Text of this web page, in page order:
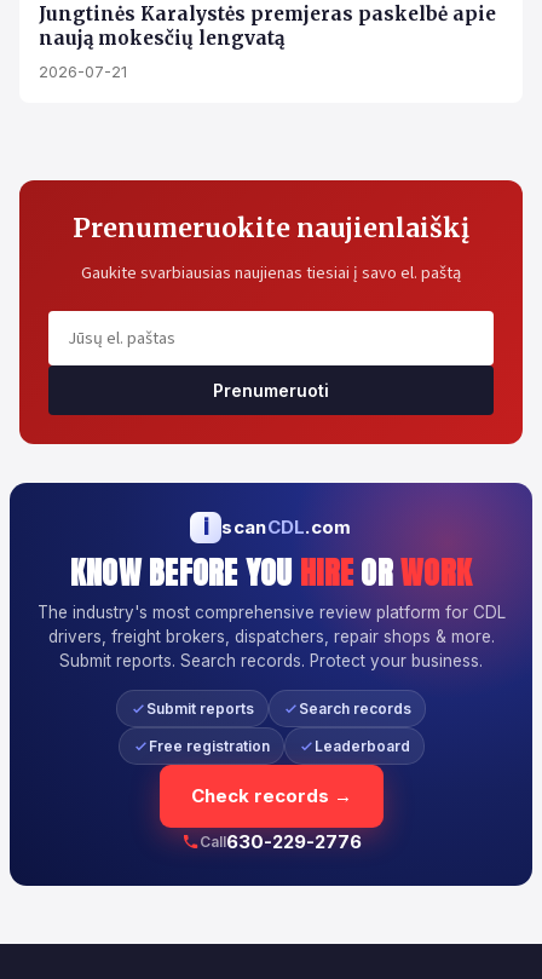
Jungtinės Karalystės premjeras paskelbė apie
naują mokesčių lengvatą
2026-07-21
Prenumeruokite naujienlaiškį
Gaukite svarbiausias naujienas tiesiai į savo el. paštą
Prenumeruoti
i scanCDL.com
KNOW BEFORE YOU HIREORWORK
The industry's most comprehensive review platform for CDL
drivers, freight brokers, dispatchers, repair shops & more.
Submit reports. Search records. Protect your business.
Submit reports Search records
Free registration Leaderboard
Check records →
Call630-229-2776